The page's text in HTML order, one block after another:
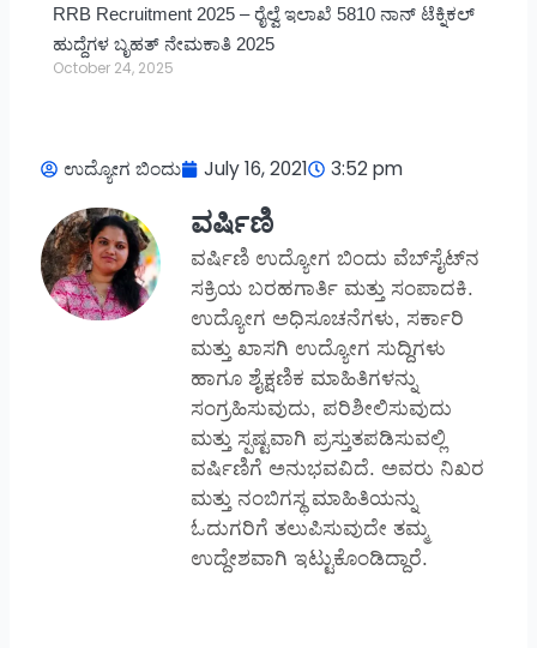
RRB Recruitment 2025 – ರೈಲ್ವೆ ಇಲಾಖೆ 5810 ನಾನ್ ಟೆಕ್ನಿಕಲ್
ಹುದ್ದೆಗಳ ಬೃಹತ್ ನೇಮಕಾತಿ 2025
October 24, 2025
ಉದ್ಯೋಗ ಬಿಂದು July 16, 2021 3:52 pm
ವರ್ಷಿಣಿ
ವರ್ಷಿಣಿ ಉದ್ಯೋಗ ಬಿಂದು ವೆಬ್‌ಸೈಟ್‌ನ
ಸಕ್ರಿಯ ಬರಹಗಾರ್ತಿ ಮತ್ತು ಸಂಪಾದಕಿ.
ಉದ್ಯೋಗ ಅಧಿಸೂಚನೆಗಳು, ಸರ್ಕಾರಿ
ಮತ್ತು ಖಾಸಗಿ ಉದ್ಯೋಗ ಸುದ್ದಿಗಳು
ಹಾಗೂ ಶೈಕ್ಷಣಿಕ ಮಾಹಿತಿಗಳನ್ನು
ಸಂಗ್ರಹಿಸುವುದು, ಪರಿಶೀಲಿಸುವುದು
ಮತ್ತು ಸ್ಪಷ್ಟವಾಗಿ ಪ್ರಸ್ತುತಪಡಿಸುವಲ್ಲಿ
ವರ್ಷಿಣಿಗೆ ಅನುಭವವಿದೆ. ಅವರು ನಿಖರ
ಮತ್ತು ನಂಬಿಗಸ್ಥ ಮಾಹಿತಿಯನ್ನು
ಓದುಗರಿಗೆ ತಲುಪಿಸುವುದೇ ತಮ್ಮ
ಉದ್ದೇಶವಾಗಿ ಇಟ್ಟುಕೊಂಡಿದ್ದಾರೆ.